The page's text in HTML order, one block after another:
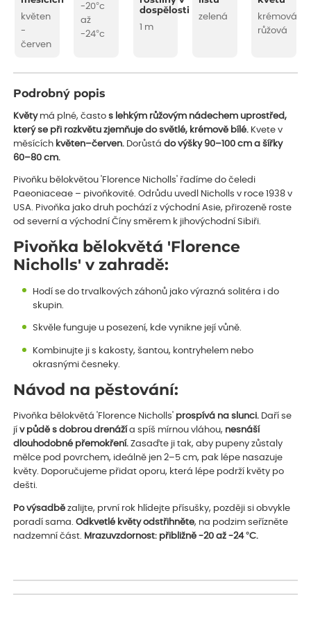
květen
-
červen
-20°c
až
-24°c
dospělosti
1 m
zelená
krémová
růžová
Podrobný popis
Květymá plné, častos lehkým růžovým nádechem uprostřed,
který se při rozkvětu zjemňuje do světlé, krémově bílé. Kvete v
měsících květen–červen. Dorůstádo výšky 90–100 cm a šířky
60–80 cm.
Pivoňku bělokvětou 'Florence Nicholls' řadíme do čeledi
Paeoniaceae – pivoňkovité. Odrůdu uvedl Nicholls v roce 1938 v
USA. Pivoňka jako druh pochází z východní Asie, přirozeně roste
od severní a východní Číny směrem k jihovýchodní Sibiři.
Pivoňka bělokvětá 'Florence
Nicholls' v zahradě:
Hodí se do trvalkových záhonů jako výrazná solitéra i do
skupin.
Skvěle funguje u posezení, kde vynikne její vůně.
Kombinujte ji s kakosty, šantou, kontryhelem nebo
okrasnými česneky.
Návod na pěstování:
Pivoňka bělokvětá 'Florence Nicholls' prospívá na slunci. Daří se
jív půdě s dobrou drenážía spíš mírnou vláhou, nesnáší
dlouhodobné přemokření. Zasaďte ji tak, aby pupeny zůstaly
mělce pod povrchem, ideálně jen 2–5 cm, pak lépe nasazuje
květy. Doporučujeme přidat oporu, která lépe podrží květy po
dešti.
Po výsadbě zalijte, první rok hlídejte přísušky, později si obvykle
poradí sama.Odkvetlé květy odstřihněte, na podzim seřízněte
nadzemní část. Mrazuvzdornost: přibližně -20 až -24 °C.